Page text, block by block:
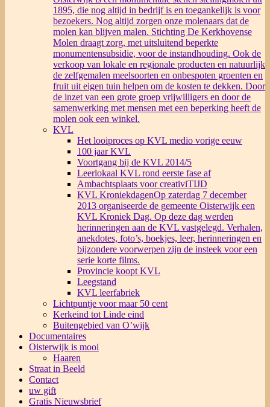
1895, die nog altijd in bedrijf is en toegankelijk is voor
bezoekers. Nog altijd zorgen onze molenaars dat de
molen kan blijven malen. Stichting De Kerkhovense
Molen draagt zorg, met uitsluitend beperkte
monumentensubsidie, voor de instandhouding. Ook de
verkoop van lokale en regionale producten en natuurlijk
de zelfgemalen meelsoorten en onbespoten groenten en
fruit uit eigen tuin helpen om de kosten te dekken. Door
de inzet van een grote groep vrijwilligers en door de
samenwerking met mensen met een beperking heeft de
molen ook een winkel.
KVL
Het looiproces op KVL medio vorige eeuw
100 jaar KVL
Voortgang bij de KVL 2014/5
Leerlokaal KVL rond eerste fase af
Ambachtsplaats voor creativiTIJD
KVL KroniekdagenOp zaterdag 7 december
2013 organiseerde de gemeente Oisterwijk een
KVL Kroniek Dag. Op deze dag werden
herinneringen aan de KVL vastgelegd. Verhalen,
anekdotes, foto’s, boekjes, leer, herinneringen en
bijzondere voorwerpen zijn de insteek voor een
serie korte films.
Provincie koopt KVL
Leegstand
KVL leerfabriek
Lichtpuntje voor maar 50 cent
Kerkeind tot Linde eind
Buitengebied van O’wijk
Documentaires
Oisterwijk is mooi
Haaren
Straat in Beeld
Contact
uw gift
Gratis Nieuwsbrief